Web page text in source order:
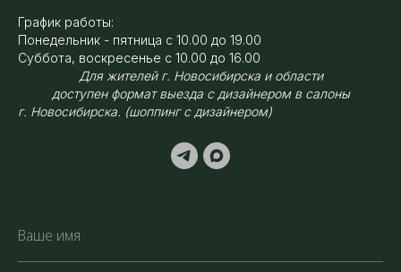
График работы:
Понедельник - пятница с 10.00 до 19.00
Суббота, воскресенье с 10.00 до 16.00
Для жителей г. Новосибирска и области
доступен формат выезда с дизайнером в салоны
г. Новосибирска. (шоппинг с дизайнером)